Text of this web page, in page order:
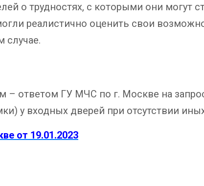
о трудностях, с которыми они могут
реалистично оценить свои
случае.
ответом ГУ МЧС по г. Москве на
у входных дверей при отсутствии
от 19.01.2023